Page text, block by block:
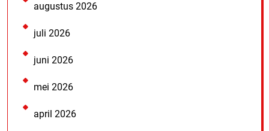
augustus 2026
juli 2026
juni 2026
mei 2026
april 2026